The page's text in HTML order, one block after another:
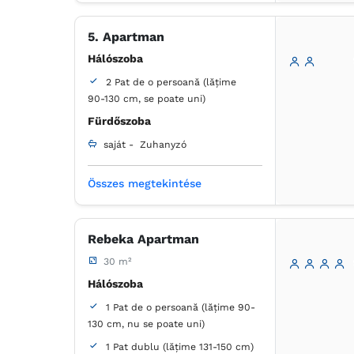
Laposképernyős tévé
Kábelcsatornák
Légkondicionáló
Fa padló vagy parkett
Törölközők
Ingyenes pipereholmi
Vízforraló
Kávéfőző
Hűtőszekrény
Mikrohullámú sütő
5. Apartman
Hálószoba
2 Pat de o persoană (lățime
90-130 cm, se poate uni)
Fürdőszoba
saját - Zuhanyzó
Ruha válfák
Asztal
Laposképernyős tévé
Kábelcsatornák
Légkondicionáló
Fa padló vagy parkett
Törölközők
Ingyenes pipereholmi
Vízforraló
Kávéfőző
Összes megtekintése
Rebeka Apartman
30 m²
Hálószoba
1 Pat de o persoană (lățime 90-
130 cm, nu se poate uni)
1 Pat dublu (lățime 131-150 cm)